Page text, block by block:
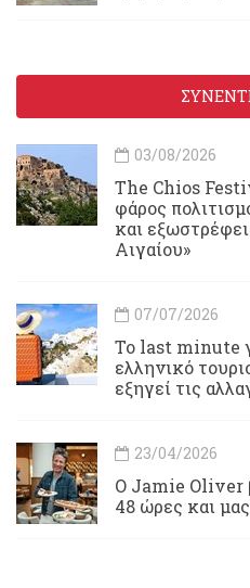
03/08/2026
Τhe Chios
φάρος
και
Αιγαίου»
07/07/2026
Το last minute
ελληνικό
εξηγεί τις
23/04/2026
Ο Jamie Oliver
48 ώρες και